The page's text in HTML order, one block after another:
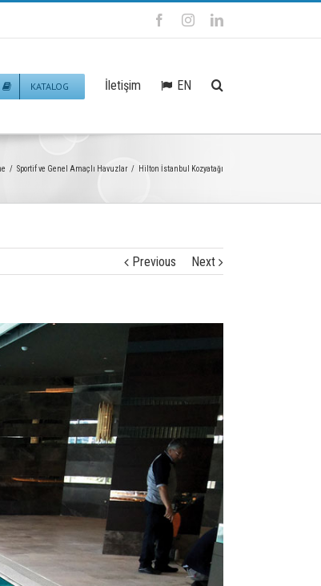
FacebookInstagramLinkedin
KATALOG İletişim EN
/ Sportif ve Genel Amaçlı Havuzlar / Hilton İstanbul Kozyatağı
Previous Next